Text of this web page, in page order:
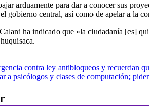
arduamente para dar a conocer sus
gobierno central, así como de apelar a la
ha indicado que «la ciudadanía [es]
contra ley antibloqueos y recuerdan
a psicólogos y clases de computación;